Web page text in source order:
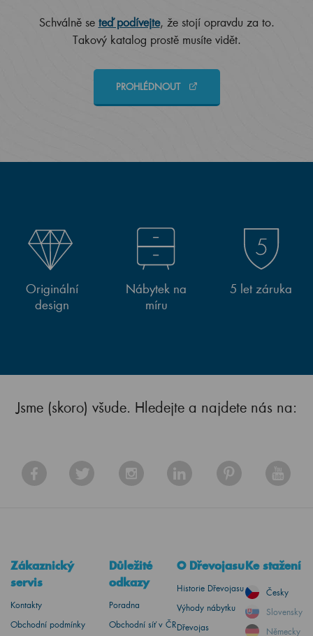
Schválně se teď podívejte, že stojí opravdu za to.
Takový katalog prostě musíte vidět.
PROHLÉDNOUT
Originální
design
Nábytek na
míru
5 let záruka
Jsme (skoro) všude. Hledejte a najdete nás na:
Zákaznický
servis
Kontakty
Obchodní podmínky
Důležité
odkazy
Poradna
Obchodní síť v ČR
O Dřevojasu
Historie Dřevojasu
Výhody nábytku
Dřevojas
Ke stažení
Česky
Slovensky
Německy